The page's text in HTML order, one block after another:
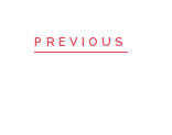
PREVIOUS